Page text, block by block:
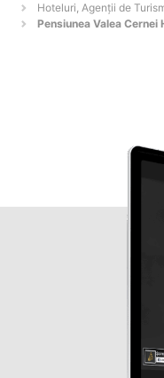
Hoteluri, Agenții de
Pensiunea Valea Cernei